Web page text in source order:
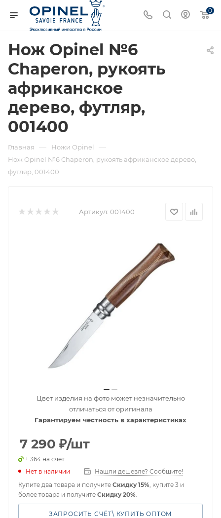
0
Нож Opinel №6
Chaperon, рукоять
африканское
дерево, футляр,
001400
Главная — Ножи Opinel —
Нож Opinel №6 Chaperon, рукоять африканское дерево,
футляр, 001400
Артикул: 001400
Цвет изделия на фото может незначительно
отличаться от оригинала
Гарантируем честность в характеристиках
7 290 ₽/шт
+ 364 на счет
Нет в наличии
Нашли дешевле? Сообщите!
Купите два товара и получите Скидку 15%, купите 3 и
более товара и получите Скидку 20%.
ЗАПРОСИТЬ СЧЁТ\ КУПИТЬ ОПТОМ